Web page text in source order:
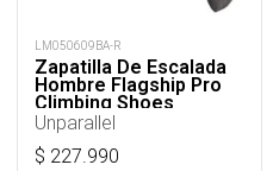
LM050609BA-R
Zapatilla De Escalada
Hombre Flagship Pro
Climbing Shoes
Unparallel
$ 227.990